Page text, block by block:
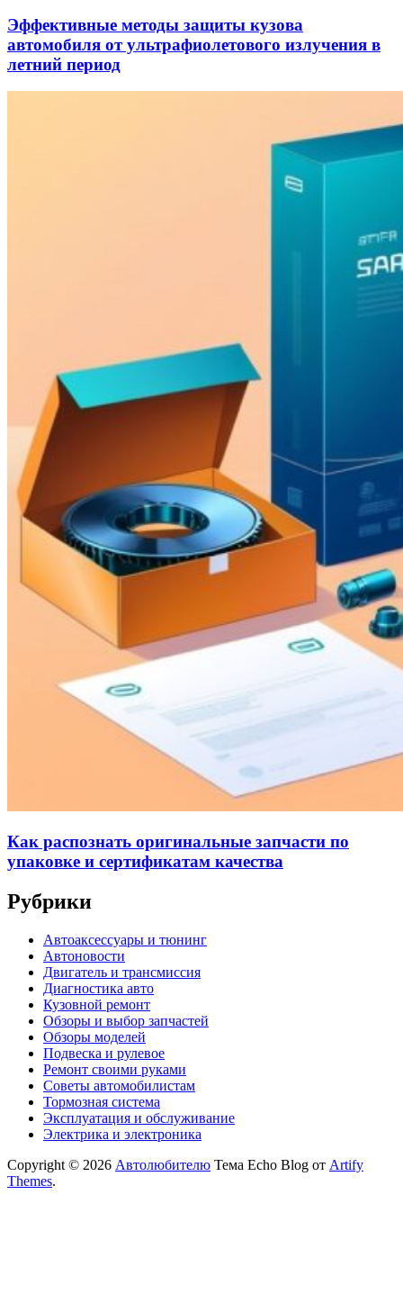
Эффективные методы защиты кузова
автомобиля от ультрафиолетового излучения в
летний период
Как распознать оригинальные запчасти по
упаковке и сертификатам качества
Рубрики
Автоаксессуары и тюнинг
Автоновости
Двигатель и трансмиссия
Диагностика авто
Кузовной ремонт
Обзоры и выбор запчастей
Обзоры моделей
Подвеска и рулевое
Ремонт своими руками
Советы автомобилистам
Тормозная система
Эксплуатация и обслуживание
Электрика и электроника
Copyright © 2026 Автолюбителю Тема Echo Blog от Artify
Themes.